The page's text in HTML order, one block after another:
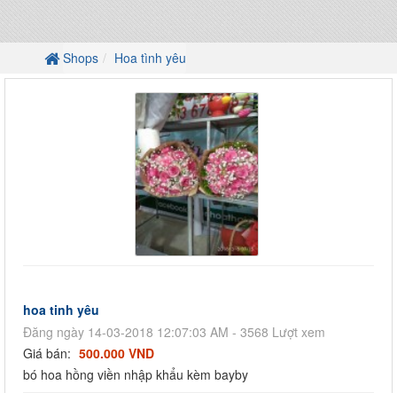
Shops Hoa tình yêu
hoa tinh yêu
Đăng ngày 14-03-2018 12:07:03 AM - 3568 Lượt xem
Giá bán: 500.000 VND
bó hoa hồng viền nhập khẩu kèm bayby